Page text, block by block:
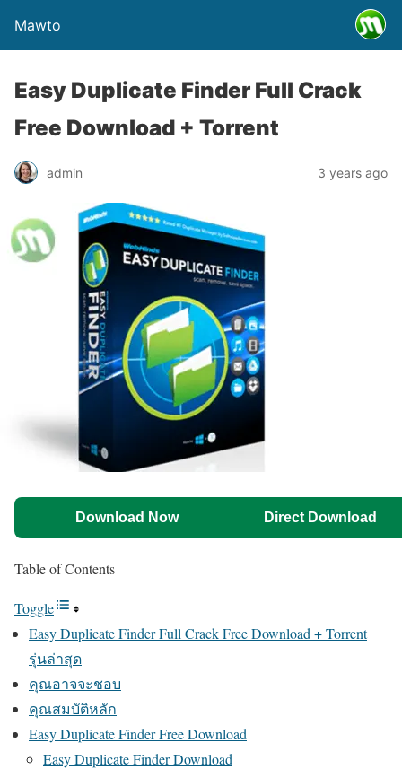
Mawto
Easy Duplicate Finder Full Crack
Free Download + Torrent
admin 3 years ago
Download Now Direct Download
Table of Contents
Toggle
Easy Duplicate Finder Full Crack Free Download + Torrent
รุ่นล่าสุด
คุณอาจจะชอบ
คุณสมบัติหลัก
Easy Duplicate Finder Free Download
Easy Duplicate Finder Download